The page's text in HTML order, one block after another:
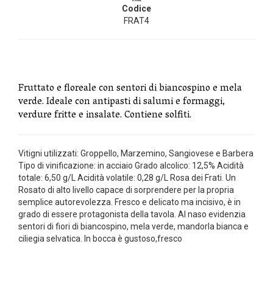
Codice
FRAT4
Fruttato e floreale con sentori di biancospino e mela
verde. Ideale con antipasti di salumi e formaggi,
verdure fritte e insalate. Contiene solfiti.
Vitigni utilizzati: Groppello, Marzemino, Sangiovese e Barbera
Tipo di vinificazione: in acciaio Grado alcolico: 12,5% Acidità
totale: 6,50 g/L Acidità volatile: 0,28 g/L Rosa dei Frati. Un
Rosato di alto livello capace di sorprendere per la propria
semplice autorevolezza. Fresco e delicato ma incisivo, è in
grado di essere protagonista della tavola. Al naso evidenzia
sentori di fiori di biancospino, mela verde, mandorla bianca e
ciliegia selvatica. In bocca è gustoso,fresco